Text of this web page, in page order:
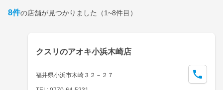
製品検索はこちら
8件の店舗が見つかりました （1~8件目）
クスリのアオキ小浜木崎店
福井県小浜市木崎３２－２７